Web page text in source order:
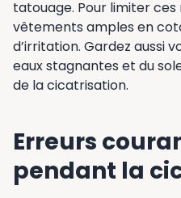
tatouage. Pour limiter ces
vêtements amples en
d’irritation. Gardez aussi
eaux stagnantes et du
de la cicatrisation.
Erreurs
pendant la